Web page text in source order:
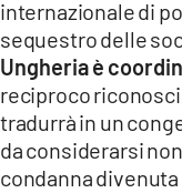
internazionale di
sequestro delle
Ungheria è
reciproco
tradurrà in un
da considerarsi
condanna